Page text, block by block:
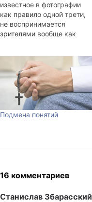
известное в фотографии
как правило одной трети,
не воспринимается
зрителями вообще как
исследовано это правило,
дали поразительно
однотипный результат -
количество голосов
распределялось в равной
пропорции, будь то в тесте
две, три или пять
Подмена понятий
16 комментариев
Станислав Збарасский